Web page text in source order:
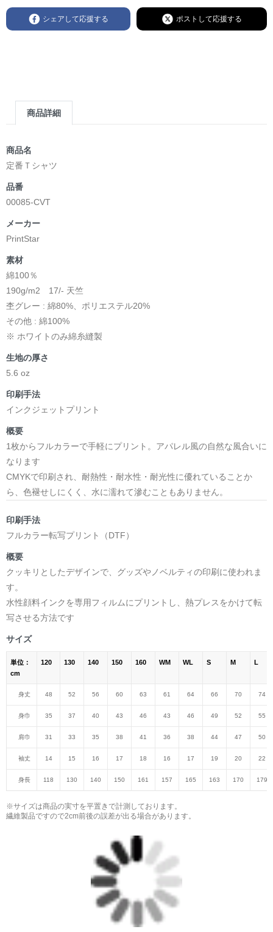
シェアして応援する ポストして応援する
商品詳細
商品名
定番Ｔシャツ
品番
00085-CVT
メーカー
PrintStar
素材
綿100％
190g/m2 17/- 天竺
杢グレー : 綿80%、ポリエステル20%
その他 : 綿100%
※ ホワイトのみ綿糸縫製
生地の厚さ
5.6 oz
印刷手法
インクジェットプリント
概要
1枚からフルカラーで手軽にプリント。アパレル風の自然な風合いに
なります
CMYKで印刷され、耐熱性・耐水性・耐光性に優れていることか
ら、色褪せしにくく、水に濡れて滲むこともありません。
印刷手法
フルカラー転写プリント（DTF）
概要
クッキリとしたデザインで、グッズやノベルティの印刷に使われま
す。
水性顔料インクを専用フィルムにプリントし、熱プレスをかけて転
写させる方法です
サイズ
単位：
cm
120 130 140 150 160 WM WL S M L
身丈 48 52 56 60 63 61 64 66 70 74
身巾 35 37 40 43 46 43 46 49 52 55
肩巾 31 33 35 38 41 36 38 44 47 50
袖丈 14 15 16 17 18 16 17 19 20 22
身長 118 130 140 150 161 157 165 163 170 179
※サイズは商品の実寸を平置きで計測しております。
繊維製品ですので2cm前後の誤差が出る場合があります。